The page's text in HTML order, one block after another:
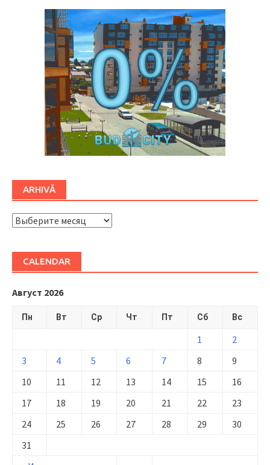
ARHIVĂ
ARHIVĂ
CALENDAR
Август 2026
Пн Вт Ср Чт Пт Сб Вс
1
2
3
4 5 6 7 8
9
10
11 12 13 14 15
16
17
18 19 20 21 22
23
24
25 26 27 28 29
30
31